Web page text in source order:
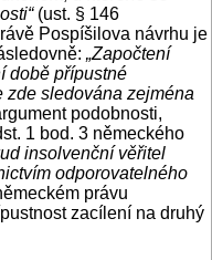
(ust. § 146
Pospíšilova návrhu je
„Započtení
době přípustné
zde sledována zejména
podobnosti,
1 bod. 3 německého
insolvenční věřitel
odporovatelného
právu
zacílení na druhý